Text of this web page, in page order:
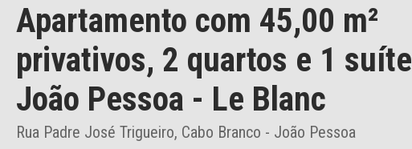
Apartamento com 45,00 m²
privativos, 2 quartos e 1 suíte
João Pessoa - Le Blanc
Rua Padre José Trigueiro, Cabo Branco - João Pessoa